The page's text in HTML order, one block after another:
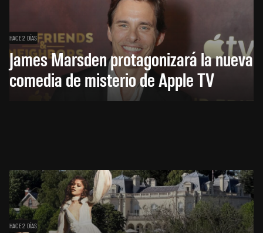
HACE 2 DÍAS
James Marsden protagonizará la nueva
comedia de misterio de Apple TV
HACE 2 DÍAS